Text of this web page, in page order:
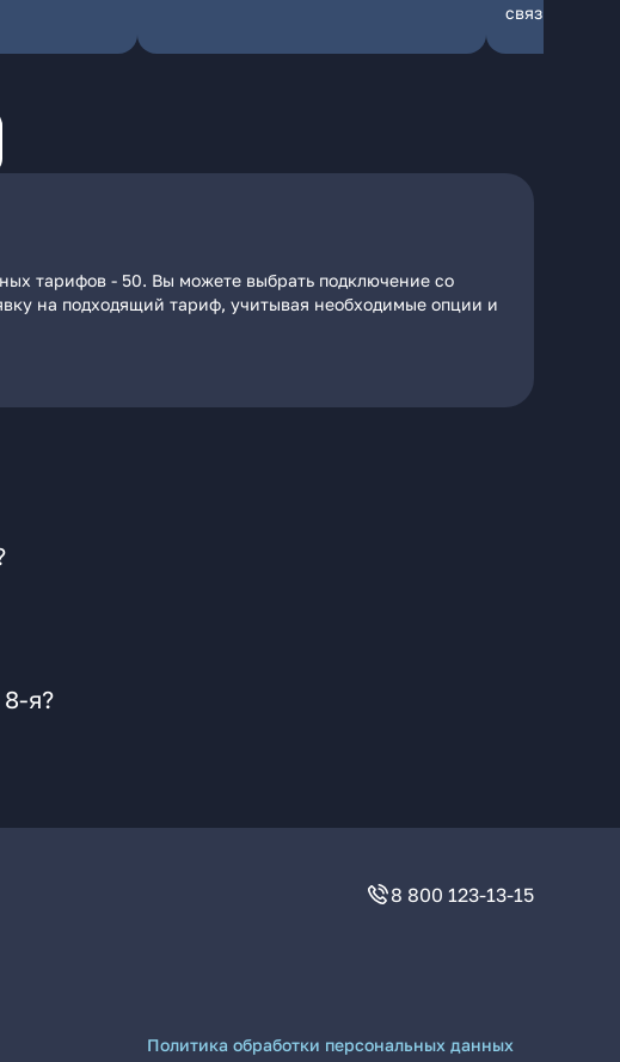
связь
тарифов - 50. Вы можете выбрать подключение со
на подходящий тариф, учитывая необходимые опции и
я?
8 800 123-13-15
Политика обработки персональных данных